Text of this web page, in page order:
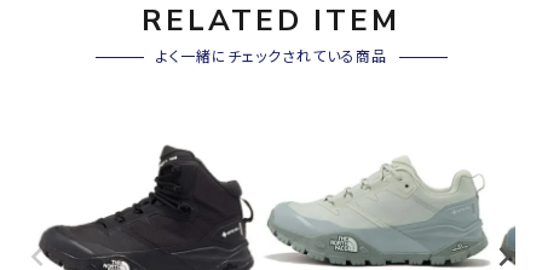
RELATED ITEM
よく一緒にチェックされている商品